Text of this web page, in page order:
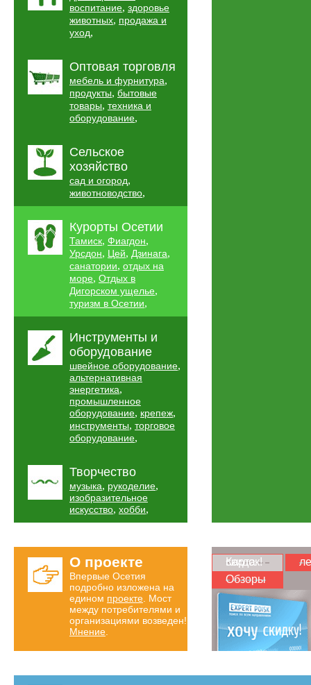
воспитание, здоровье
животных, продажа и
уход,
Оптовая торговля
мебель и фурнитура,
продукты, бытовые
товары, техника и
оборудование,
Сельское
хозяйство
сад и огород,
животноводство,
Курорты Осетии
Тамиск, Фиагдон,
Урсдон, Цей, Дзинага,
санатории, отдых на
море, Отдых в
Дигорском ущелье,
туризм в Осетии,
Инструменты и
оборудование
швейное оборудование,
альтернативная
энергетика,
промышленное
оборудование, крепеж,
инструменты, торговое
оборудование,
Творчество
музыка, рукоделие,
изобразительное
искусство, хобби,
О проекте
Впервые Осетия
подробно изложена на
едином проекте . Мост
между потребителями и
организациями возведен!
Мнение
Карта скидок!
Обзоры